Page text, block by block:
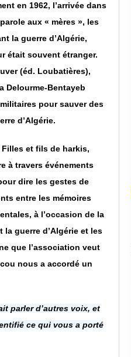
en 1962, l’arrivée dans
aux « mères », les
la guerre d’Algérie,
était souvent étranger.
(éd. Loubatières),
Delourme-Bentayeb
pour sauver des
d’Algérie.
Filles et fils de harkis,
à travers événements
dire les gestes de
entre les mémoires
à l’occasion de la
guerre d’Algérie et les
que l’association veut
nous a accordé un
parler d’autres voix, et
ce qui vous a porté